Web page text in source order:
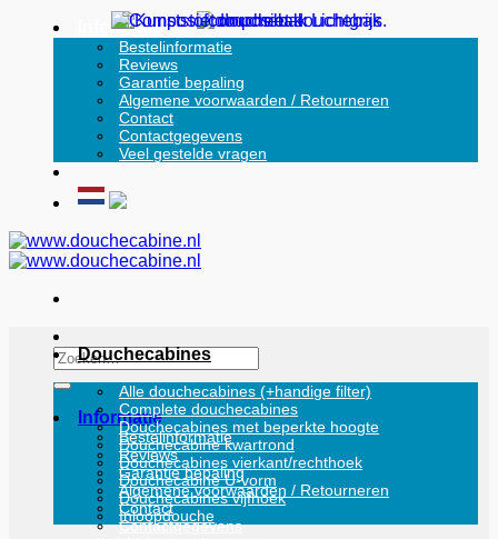
Informatie
Bestelinformatie
Reviews
Garantie bepaling
Algemene voorwaarden / Retourneren
Contact
Contactgegevens
Veel gestelde vragen
Zoeken
naar:
Informatie
Bestelinformatie
Reviews
Garantie bepaling
Algemene voorwaarden / Retourneren
Contact
Contactgegevens
Douchecabines
Alle douchecabines (+handige filter)
Complete douchecabines
Douchecabines met beperkte hoogte
Douchecabine kwartrond
Douchecabines vierkant/rechthoek
Douchecabine U-vorm
Douchecabines vijfhoek
Inloopdouche